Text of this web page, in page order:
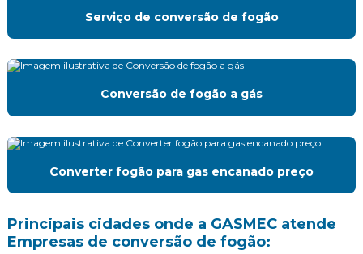
Instalação residencial de gás
Laudo de estanqueidade de gás
Manutenção preventiva e corretiva gás
Montagem de central de gas
Mudança de ponto de gas
Projeto de gás glp
Serviço de conversão de fogão
Conversão de fogão a gás
Converter fogão para gas encanado preço
Principais cidades onde a GASMEC atende
Empresas de conversão de fogão: